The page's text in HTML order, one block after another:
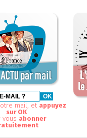
mail, et appuyez
sur OK
vous abonner